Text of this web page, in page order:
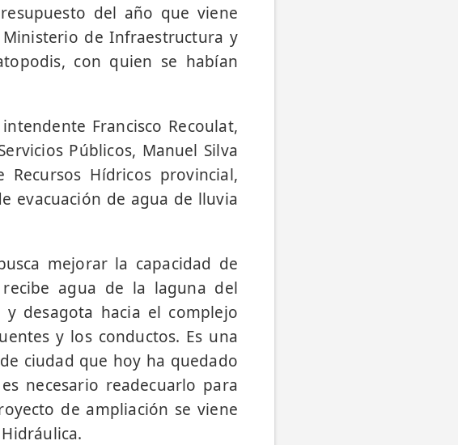
del año que viene
de Infraestructura y
con quien se habían
Francisco Recoulat,
Públicos, Manuel Silva
Hídricos provincial,
evacuación de agua de lluvia
mejorar la capacidad de
agua de la laguna del
y desagota hacia el complejo
y los conductos. Es una
ciudad que hoy ha quedado
necesario readecuarlo para
de ampliación se viene